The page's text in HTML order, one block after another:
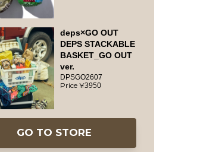
deps×GO OUT
DEPS STACKABLE
BASKET_GO OUT
ver.
DPSGO2607
3950
GO TO STORE